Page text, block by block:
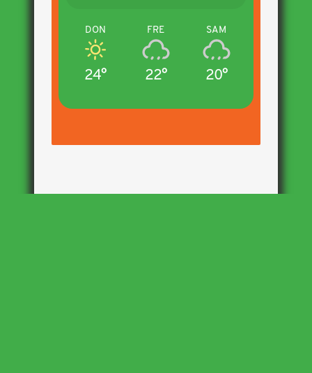
DON
24°
FRE
22°
SAM
20°